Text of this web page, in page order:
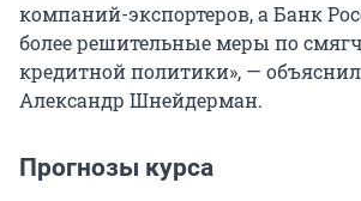
компаний-экспортеров, а Банк
более решительные меры по
кредитной политики», —
Александр Шнейдерман.
Прогнозы курса